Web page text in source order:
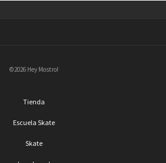
©2026 Hey Mostro!
Tienda
Escuela Skate
Skate